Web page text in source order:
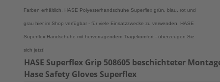
Farben erhältlich. HASE Polyesterhandschuhe Superflex grün, blau, rot und
grau hier im Shop verfügbar - für viele Einsatzzwecke zu verwenden. HASE
Superflex Handschuhe mit hervorragendem Tragekomfort - überzeugen Sie
sich jetzt!
HASE Superflex Grip 508605 beschichteter
Hase Safety Gloves Superflex